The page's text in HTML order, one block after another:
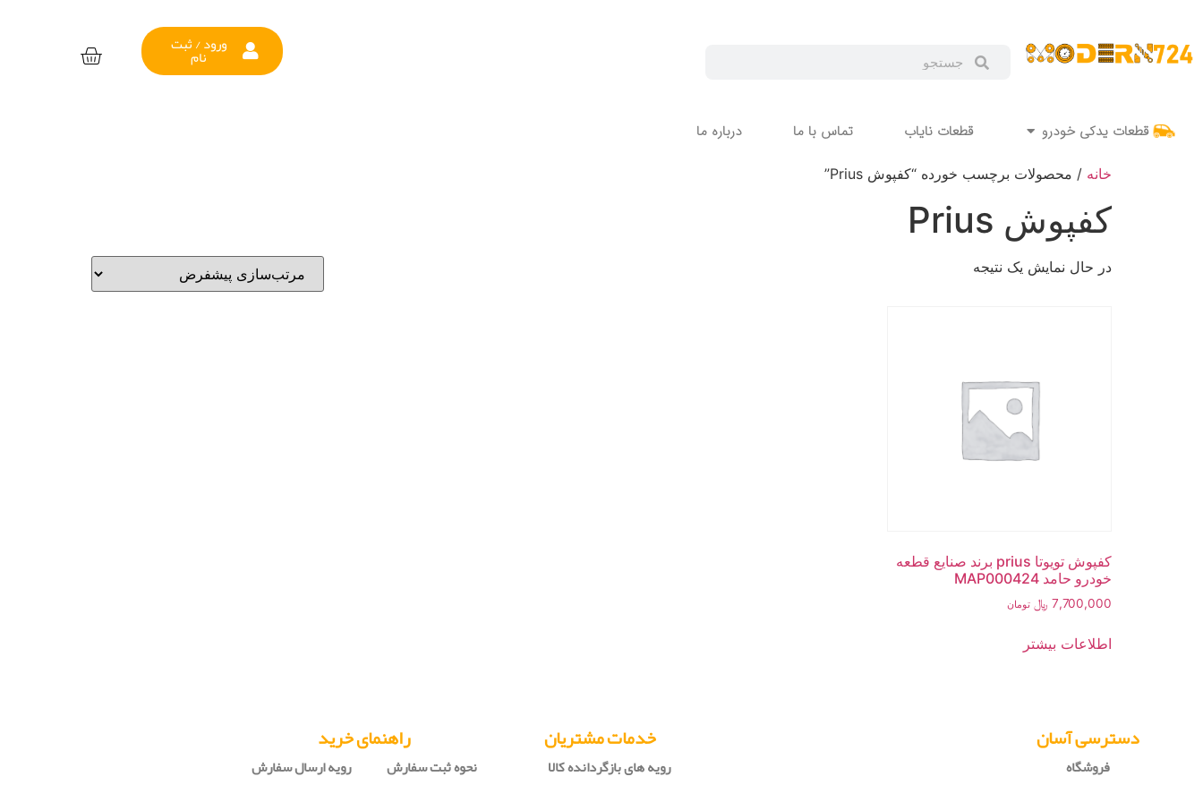
ورود / ثبت
نام
قطعات یدکی خودرو قطعات نایاب تماس با ما درباره ما
خانه / محصولات برچسب خورده “کفپوش Prius”
کفپوش Prius
در حال نمایش یک نتیجه
کفپوش تویوتا prius برند صنایع قطعه
خودرو حامد MAP000424
7,700,000 ﷼ تومان
اطلاعات بیشتر
دسترسی آسان
فروشگاه
خدمات مشتریان
رویه های بازگردانده کالا
راهنمای خرید
نحوه ثبت سفارش
رویه ارسال سفارش